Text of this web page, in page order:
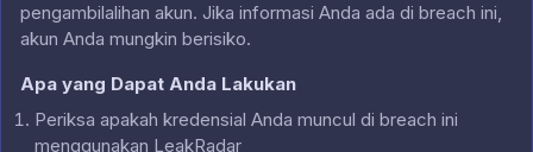
pengambilalihan akun. Jika informasi Anda ada di breach ini,
akun Anda mungkin berisiko.
Apa yang Dapat Anda Lakukan
Periksa apakah kredensial Anda muncul di breach ini
menggunakan LeakRadar